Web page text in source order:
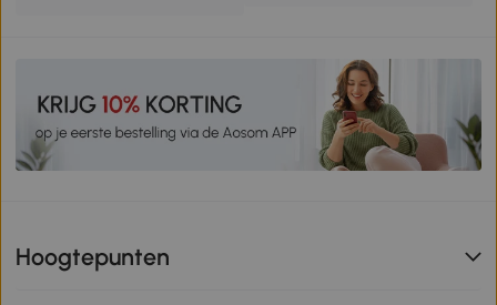
Hoogtepunten